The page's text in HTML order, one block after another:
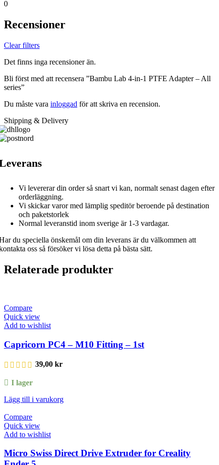
0
Recensioner
Clear filters
Det finns inga recensioner än.
Bli först med att recensera ”Bambu Lab 4-in-1 PTFE Adapter – All
series”
Du måste vara inloggad för att skriva en recension.
Shipping & Delivery
Vi levererar din order så snart vi kan, normalt senast dagen efter
orderläggning.
Vi skickar varor med lämplig speditör beroende på destination
och paketstorlek
Normal leveranstid inom sverige är 1-3 vardagar.
du speciella önskemål om din leverans är du välkommen att
oss så försöker vi lösa detta på bästa sätt.
Relaterade produkter
Compare
Quick view
Add to wishlist
Capricorn PC4 – M10 Fitting – 1st
39,00 kr
I lager
Lägg till i varukorg
Compare
Quick view
Add to wishlist
Micro Swiss Direct Drive Extruder for Creality